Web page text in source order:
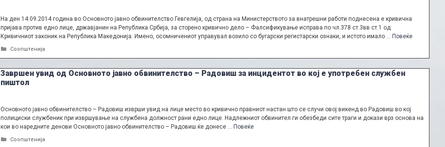
На ден 14.09.2014 година во Основното јавно обвинителство Гевгелија, од страна на Министерството за внатрешни работи поднесена е кривична
пријава против едно лице, државјанин на Република Србија, за сторено кривично дело – Фалсификување исправа по чл.378 ст.3вв ст.1 од
Кривичниот законик на Република Македонија. Имено, осомничениот управувал возило со бугарски регистарски ознаки, и истото имало … Повеќе
Categories
Соопштенија
Завршен увид од Основното јавно обвинителство – Радовиш за инцидентот во кој е употребен службен
пиштол
Основното јавно обвинителство – Радовиш изврши увид на лице место во кривично правниот настан што се случи овој викенд во Радовиш во кој
полициски службеник при извршување на службена должност рани едно лице. Надлежниот обвинител ги обезбеди сите траги и докази врз основа на
кои во наредните денови Основното јавно обвинителство – Радовиш ќе донесе … Повеќе
Categories
Соопштенија